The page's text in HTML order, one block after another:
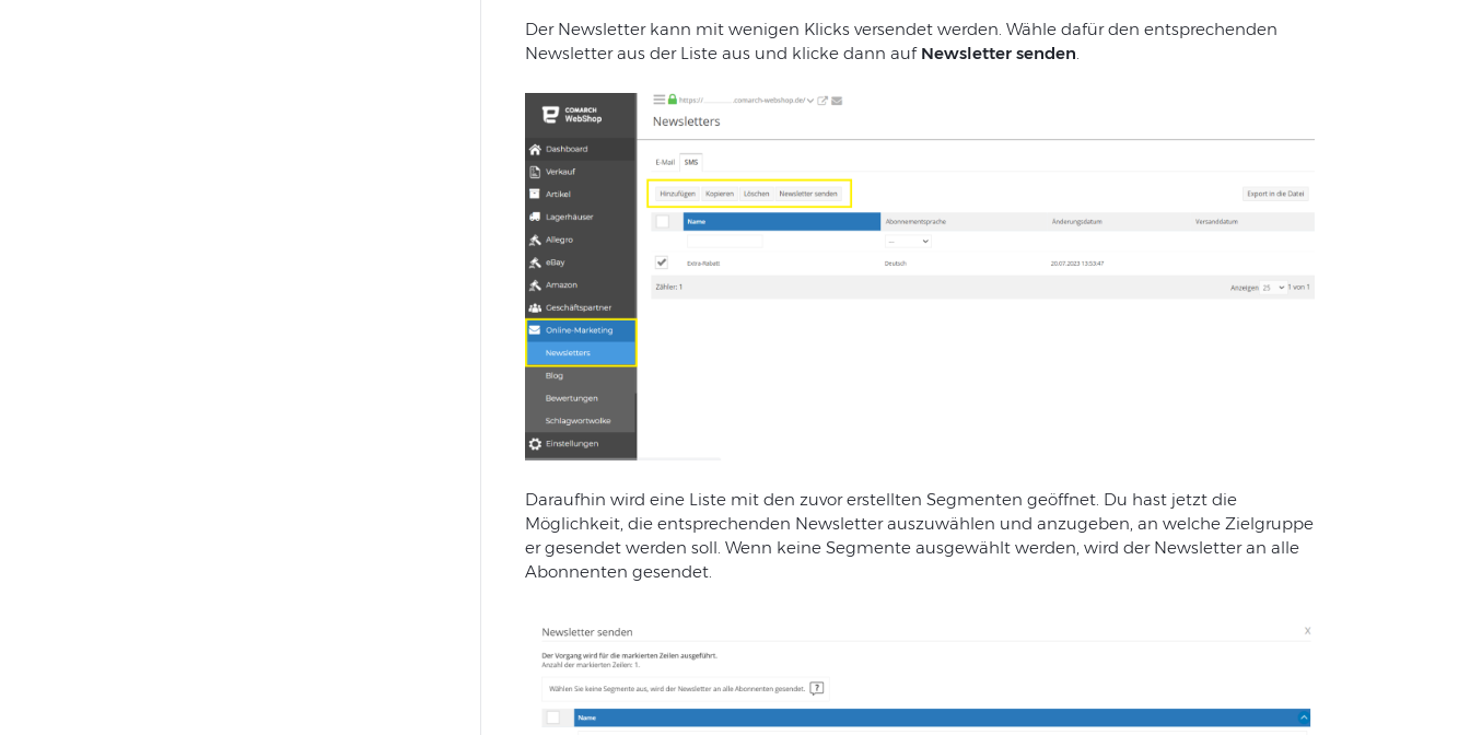
Der Newsletter kann mit wenigen Klicks versendet werden. Wähle dafür den entsprechenden
Newsletter aus der Liste aus und klicke dann auf Newsletter senden.
Daraufhin wird eine Liste mit den zuvor erstellten Segmenten geöffnet. Du hast jetzt die
Möglichkeit, die entsprechenden Newsletter auszuwählen und anzugeben, an welche Zielgruppe
er gesendet werden soll. Wenn keine Segmente ausgewählt werden, wird der Newsletter an alle
Abonnenten gesendet.